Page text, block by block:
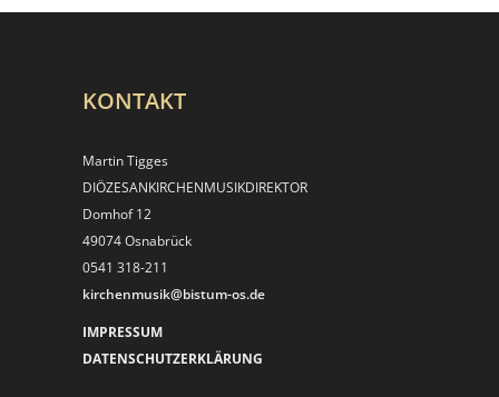
KONTAKT
Martin Tigges
DIÖZESANKIRCHEN­MUSIKDIREKTOR
Domhof 12
49074 Osnabrück
0541 318-211
kirchenmusik@bistum-os.de
IMPRESSUM
DATENSCHUTZERKLÄRUNG